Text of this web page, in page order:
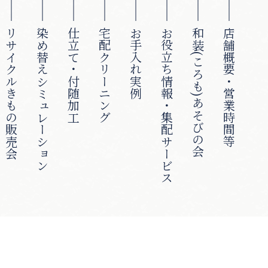
リサイクルきもの販売会染め替えシミュレーション仕立て・付随加工 宅配クリーニング お手入れ実例 お役立ち情報・集配サービス和装(ころも)あそびの会店舗概要・営業時間等